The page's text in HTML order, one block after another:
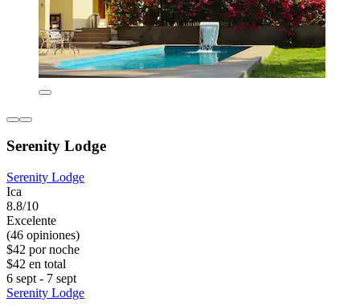
Serenity Lodge
Serenity Lodge
Ica
8.8/10
Excelente
(46 opiniones)
$42 por noche
$42 en total
6 sept - 7 sept
Serenity Lodge